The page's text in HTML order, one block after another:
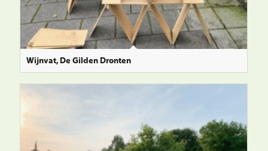
Wijnvat, De Gilden Dronten